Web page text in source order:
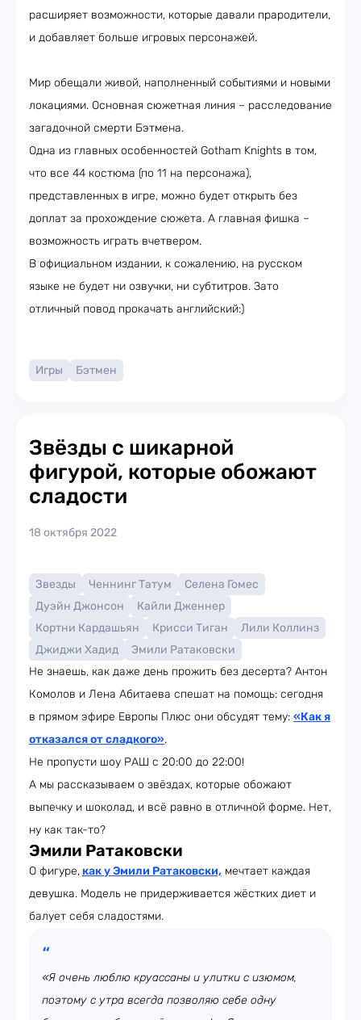
расширяет возможности, которые давали прародители,
и добавляет больше игровых персонажей.
Мир обещали живой, наполненный событиями и новыми
локациями. Основная сюжетная линия – расследование
загадочной смерти Бэтмена.
Одна из главных особенностей Gotham Knights в том,
что все 44 костюма (по 11 на персонажа),
представленных в игре, можно будет открыть без
доплат за прохождение сюжета. А главная фишка –
возможность играть вчетвером.
В официальном издании, к сожалению, на русском
языке не будет ни озвучки, ни субтитров. Зато
отличный повод прокачать английский:)
Игры Бэтмен
Звёзды с шикарной
фигурой, которые обожают
сладости
18 октября 2022
Звезды Ченнинг Татум
Селена Гомес
Дуэйн Джонсон
Кайли Дженнер
Кортни Кардашьян
Крисси Тиган
Лили Коллинз
Джиджи Хадид
Эмили Ратаковски
Не знаешь, как даже день прожить без десерта? Антон
Комолов и Лена Абитаева спешат на помощь: сегодня
в прямом эфире Европы Плюс они обсудят тему: «Как я
отказался от сладкого».
Не пропусти шоу РАШ с 20:00 до 22:00!
А мы рассказываем о звёздах, которые обожают
выпечку и шоколад, и всё равно в отличной форме. Нет,
ну как так-то?
Эмили Ратаковски
О фигуре,как у Эмили Ратаковски, мечтает каждая
девушка. Модель не придерживается жёстких диет и
балует себя сладостями.
«Я очень люблю круассаны и улитки с изюмом,
поэтому с утра всегда позволяю себе одну